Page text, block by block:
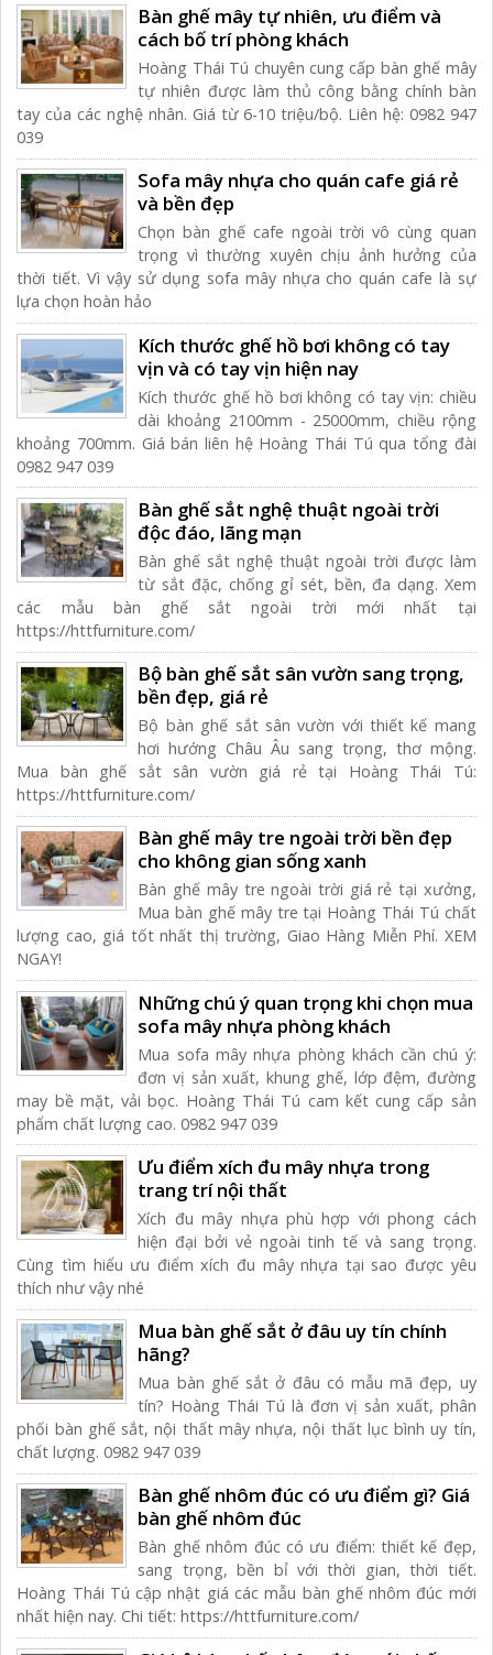
Bàn ghế mây tự nhiên, ưu điểm và
cách bố trí phòng khách
Hoàng Thái Tú chuyên cung cấp bàn ghế mây
tự nhiên được làm thủ công bằng chính bàn
tay của các nghệ nhân. Giá từ 6-10 triệu/bộ. Liên hệ: 0982 947
039
Sofa mây nhựa cho quán cafe giá rẻ
và bền đẹp
Chọn bàn ghế cafe ngoài trời vô cùng quan
trọng vì thường xuyên chịu ảnh hưởng của
thời tiết. Vì vậy sử dụng sofa mây nhựa cho quán cafe là sự
lựa chọn hoàn hảo
Kích thước ghế hồ bơi không có tay
vịn và có tay vịn hiện nay
Kích thước ghế hồ bơi không có tay vịn: chiều
dài khoảng 2100mm - 25000mm, chiều rộng
khoảng 700mm. Giá bán liên hệ Hoàng Thái Tú qua tổng đài
0982 947 039
Bàn ghế sắt nghệ thuật ngoài trời
độc đáo, lãng mạn
Bàn ghế sắt nghệ thuật ngoài trời được làm
từ sắt đặc, chống gỉ sét, bền, đa dạng. Xem
các mẫu bàn ghế sắt ngoài trời mới nhất tại
https://httfurniture.com/
Bộ bàn ghế sắt sân vườn sang trọng,
bền đẹp, giá rẻ
Bộ bàn ghế sắt sân vườn với thiết kế mang
hơi hướng Châu Âu sang trọng, thơ mộng.
Mua bàn ghế sắt sân vườn giá rẻ tại Hoàng Thái Tú:
https://httfurniture.com/
Bàn ghế mây tre ngoài trời bền đẹp
cho không gian sống xanh
Bàn ghế mây tre ngoài trời giá rẻ tại xưởng,
Mua bàn ghế mây tre tại Hoàng Thái Tú chất
lượng cao, giá tốt nhất thị trường, Giao Hàng Miễn Phí. XEM
NGAY!
Những chú ý quan trọng khi chọn mua
sofa mây nhựa phòng khách
Mua sofa mây nhựa phòng khách cần chú ý:
đơn vị sản xuất, khung ghế, lớp đệm, đường
may bề mặt, vải bọc. Hoàng Thái Tú cam kết cung cấp sản
phẩm chất lượng cao. 0982 947 039
Ưu điểm xích đu mây nhựa trong
trang trí nội thất
Xích đu mây nhựa phù hợp với phong cách
hiện đại bởi vẻ ngoài tinh tế và sang trọng.
Cùng tìm hiểu ưu điểm xích đu mây nhựa tại sao được yêu
thích như vậy nhé
Mua bàn ghế sắt ở đâu uy tín chính
hãng?
Mua bàn ghế sắt ở đâu có mẫu mã đẹp, uy
tín? Hoàng Thái Tú là đơn vị sản xuất, phân
phối bàn ghế sắt, nội thất mây nhựa, nội thất lục bình uy tín,
chất lượng. 0982 947 039
Bàn ghế nhôm đúc có ưu điểm gì? Giá
bàn ghế nhôm đúc
Bàn ghế nhôm đúc có ưu điểm: thiết kế đẹp,
sang trọng, bền bỉ với thời gian, thời tiết.
Hoàng Thái Tú cập nhật giá các mẫu bàn ghế nhôm đúc mới
nhất hiện nay. Chi tiết: https://httfurniture.com/